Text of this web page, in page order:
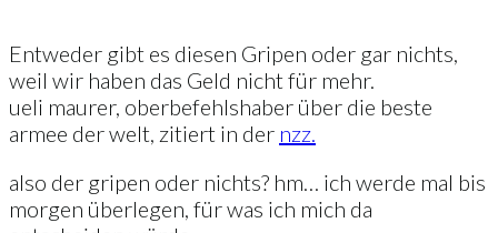
Entweder gibt es diesen Gripen oder gar nichts,
weil wir haben das Geld nicht für mehr.
ueli maurer, oberbefehlshaber über die beste
armee der welt, zitiert in der nzz.
also der gripen oder nichts? hm… ich werde mal bis
morgen überlegen, für was ich mich da